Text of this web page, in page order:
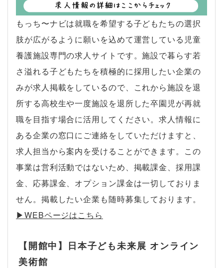
もっち〜ナビは就職を希望する子どもたちの選択
肢が広がるように願いを込めて運営している児童
養護施設専門の求人サイトです。施設で暮らす若
さ溢れる子どもたちを積極的に採用したい企業の
みが求人掲載をしているので、これから施設を退
所する高校生や一度施設を退所した卒園児が再就
職を目指す場合に活用してください。求人情報に
ある企業の窓口にご連絡をしていただけますと、
求人担当から案内を受けることができます。この
事業は営利活動ではないため、掲載課金、採用課
金、応募課金、オプション課金は一切しておりま
せん。掲載したい企業も随時募集しております。
▶︎WEBページはこちら
【開館中】日本子ども未来展 オンライン
美術館